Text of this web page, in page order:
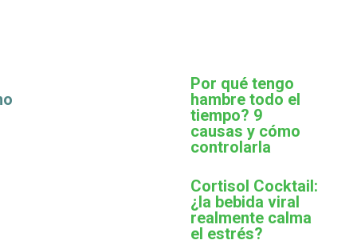
Por qué tengo
hambre todo el
tiempo? 9
causas y cómo
controlarla
Cortisol Cocktail:
¿la bebida viral
realmente calma
el estrés?